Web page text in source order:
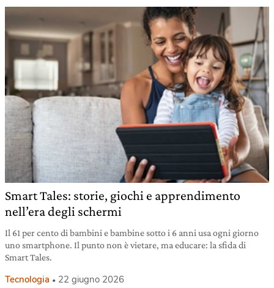
Smart Tales: storie, giochi e apprendimento
nell’era degli schermi
Il 61 per cento di bambini e bambine sotto i 6 anni usa ogni giorno
uno smartphone. Il punto non è vietare, ma educare: la sfida di
Smart Tales.
Tecnologia 22 giugno 2026